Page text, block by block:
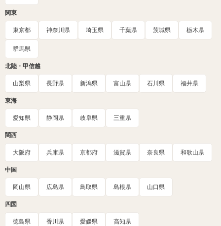
関東
東京都 神奈川県 埼玉県 千葉県 茨城県 栃木県
群馬県
北陸・甲信越
山梨県 長野県 新潟県 富山県 石川県 福井県
東海
愛知県 静岡県 岐阜県 三重県
関西
大阪府 兵庫県 京都府 滋賀県 奈良県 和歌山県
中国
岡山県 広島県 鳥取県 島根県 山口県
四国
徳島県 香川県 愛媛県 高知県